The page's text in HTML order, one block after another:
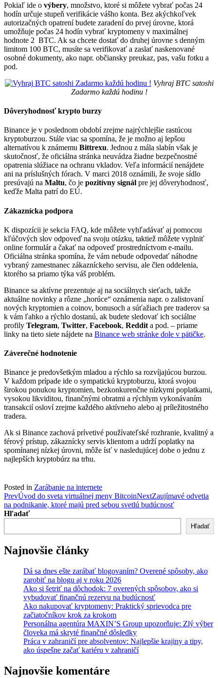
Pokiaľ ide o výbery, množstvo, ktoré si môžete vybrať počas 24
hodín určuje stupeň verifikácie vášho konta. Bez akýchkoľvek
autorizačných opatrení budete zaradení do prvej úrovne, ktorá
umožňuje počas 24 hodín vybrať kryptomeny v maximálnej
hodnote 2 BTC. Ak sa chcete dostať do druhej úrovne s denným
limitom 100 BTC, musíte sa verifikovať a zaslať naskenované
osobné dokumenty, ako napr. občiansky preukaz, pas, vašu fotku a
pod.
Vyhraj BTC satoshi
Zadarmo každú hodinu !
Dôveryhodnosť krypto burzy
Binance je v poslednom období zrejme najrýchlejšie rastúcou
kryptoburzou. Stále viac sa spomína, že je možno aj lepšou
alternatívou k známemu Bittrexu. Jednou z mála slabín však je
skutočnosť, že oficiálna stránka neuvádza žiadne bezpečnostné
opatrenia slúžiace na ochranu vkladov. Veľa informácií nenájdete
ani na príslušných fórach. V marci 2018 oznámili, že svoje sídlo
presúvajú na Maltu, čo je pozitívny signál pre jej dôveryhodnosť,
keďže Malta patrí do EÚ.
Zákaznícka podpora
K dispozícii je sekcia FAQ, kde môžete vyhľadávať aj pomocou
kľúčových slov odpoveď na svoju otázku, taktiež môžete vyplniť
online formulár a čakať na odpoveď prostredníctvom e-mailu.
Oficiálna stránka spomína, že vám nebude odpovedať náhodne
vybraný zamestnanec zákazníckeho servisu, ale člen oddelenia,
ktorého sa priamo týka váš problém.
Binance sa aktívne prezentuje aj na sociálnych sieťach, takže
aktuálne novinky a rôzne „horúce“ oznámenia napr. o zalistovaní
nových kryptomien a coinov, bonusoch a súťažiach pre traderov sa
k vám ľahko a rýchlo dostanú, ak budete sledovať ich sociálne
profily Telegram, Twitter, Facebook, Reddit a pod. – priame
linky na tieto siete nájdete na Binance web stránke dole v pätičke.
Záverečné hodnotenie
Binance je predovšetkým mladou a rýchlo sa rozvíjajúcou burzou.
V každom prípade ide o sympatickú kryptoburzu, ktorá svojou
širokou ponukou kryptomien, bezkonkurenčne nízkymi poplatkami,
vysokou likviditou, finančnými obratmi a rýchlym vykonávaním
transakcií osloví zrejme každého aktívneho alebo aj príležitostného
tradera.
Ak si Binance zachová prívetivé používateľské rozhranie, kvalitný a
férový prístup, zákaznícky servis klientom a udrží poplatky na
spomínanej nízkej úrovni, môže ísť v nasledujúcej dobe o jednu z
najlepších kryptobúrz na trhu.
Posted in Zarábanie na internete
Post
navigation
PrevÚvod do sveta virtuálnej meny BitcoinNextZaujímavé odvetia
na podnikanie, ktoré majú pred sebou svetlú budúcnosť
Hľadať
Hľadať
Najnovšie články
Dá sa dnes ešte zarábať blogovaním? Overené spôsoby, ako
zarobiť na blogu aj v roku 2026
Ako si šetriť na dôchodok: 7 overených spôsobov, ako si
vybudovať finančnú rezervu na budúcnosť
Ako nakupovať kryptomeny: Praktický sprievodca pre
začiatočníkov krok za krokom
Personálna agentúra MAXIN’S Group upozorňuje: Zlý výber
človeka má skryté finančné dôsledky
Práca v zahraničí pre absolventov: Najlepšie krajiny a tipy,
ako úspešne začať kariéru v zahraničí
Najnovšie komentáre